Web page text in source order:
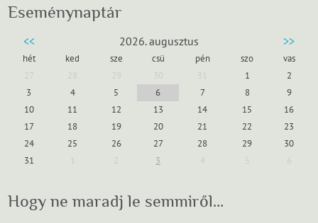
Eseménynaptár
<< 2026. augusztus >>
hét ked sze csü pén szo
vas
1
2
3
4 5 6 7 8
9
10
11 12 13 14 15
16
17
18 19 20 21 22
23
24
25 26 27 28 29
30
31
3
Hogy ne maradj le semmiről…